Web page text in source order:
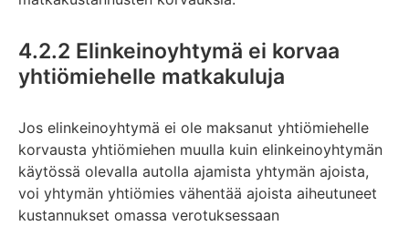
4.2.2 Elinkeinoyhtymä ei korvaa
yhtiömiehelle matkakuluja
Jos elinkeinoyhtymä ei ole maksanut yhtiömiehelle
korvausta yhtiömiehen muulla kuin elinkeinoyhtymän
käytössä olevalla autolla ajamista yhtymän ajoista,
voi yhtymän yhtiömies vähentää ajoista aiheutuneet
kustannukset omassa verotuksessaan